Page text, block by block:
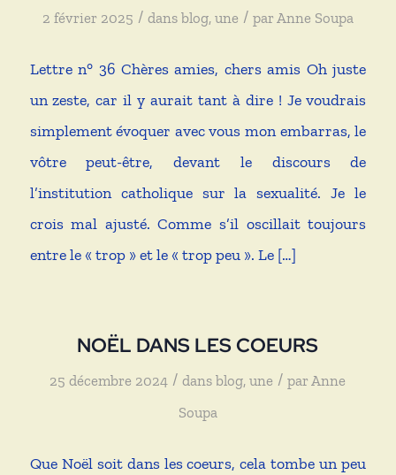
2 février 2025 / dans blog, une / par Anne Soupa
Lettre n° 36 Chères amies, chers amis Oh juste
un zeste, car il y aurait tant à dire ! Je voudrais
simplement évoquer avec vous mon embarras, le
vôtre peut-être, devant le discours de
l’institution catholique sur la sexualité. Je le
crois mal ajusté. Comme s’il oscillait toujours
entre le « trop » et le « trop peu ». Le […]
NOËL DANS LES COEURS
25 décembre 2024 / dansblog,une / par Anne
Soupa
Que Noël soit dans les coeurs, cela tombe un peu